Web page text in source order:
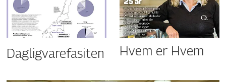
Dagligvarefasiten Hvem er Hvem